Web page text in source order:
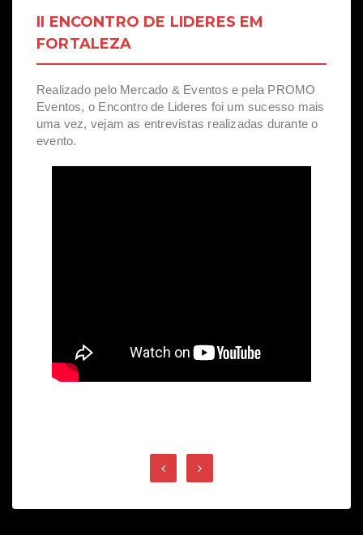
II ENCONTRO DE LIDERES EM
FORTALEZA
Realizado pelo Mercado & Eventos e pela PROMO
Eventos, o Encontro de Lideres foi um sucesso mais
uma vez, vejam as entrevistas realizadas durante o
evento.